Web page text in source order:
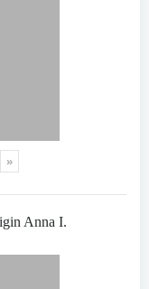
»
Anna I.